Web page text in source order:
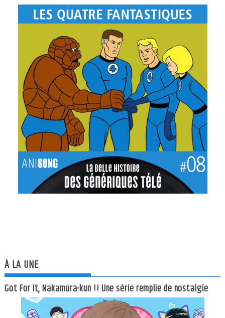
À LA UNE
Got For It, Nakamura-kun !! Une série remplie de nostalgie